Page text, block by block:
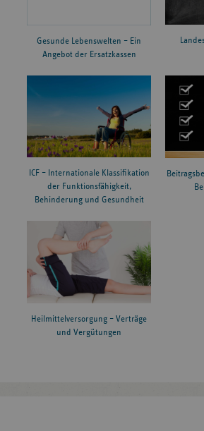
Gesunde Lebenswelten – Ein
Angebot der Ersatzkassen
ICF – Internationale Klassifikation
der Funktionsfähigkeit,
Behinderung und Gesundheit
Heilmittelversorgung – Verträge
und Vergütungen